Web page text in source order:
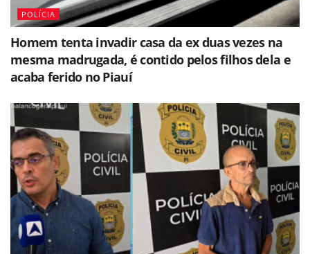
POLÍCIA
Homem tenta invadir casa da ex duas vezes na
mesma madrugada, é contido pelos filhos dela e
acaba ferido no Piauí